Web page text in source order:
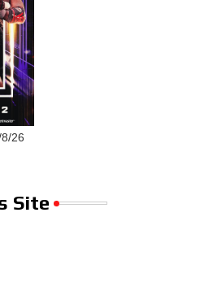
26
Site